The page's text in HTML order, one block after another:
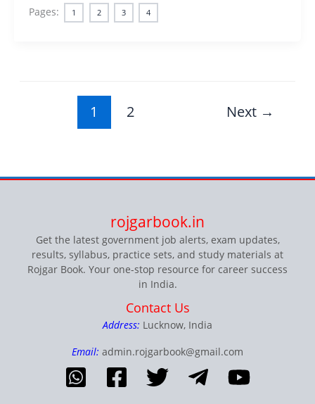
Pages: 1 2 3 4
1 2 Next →
rojgarbook.in
Get the latest government job alerts, exam updates,
results, syllabus, practice sets, and study materials at
Rojgar Book. Your one-stop resource for career success
in India.
Contact Us
Address: Lucknow, India
Email: admin.rojgarbook@gmail.com